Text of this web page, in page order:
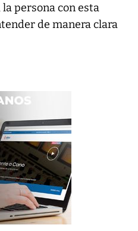
persona con esta
de manera clara